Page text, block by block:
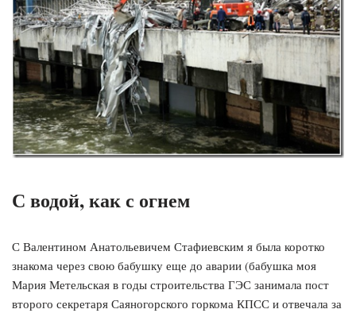
С водой, как с огнем
С Валентином Анатольевичем Стафиевским я была коротко
знакома через свою бабушку еще до аварии (бабушка моя
Мария Метельская в годы строительства ГЭС занимала пост
второго секретаря Саяногорского горкома КПСС и отвечала за